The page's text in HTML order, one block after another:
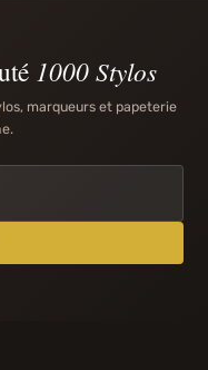
1000 Stylos
marqueurs et papeterie